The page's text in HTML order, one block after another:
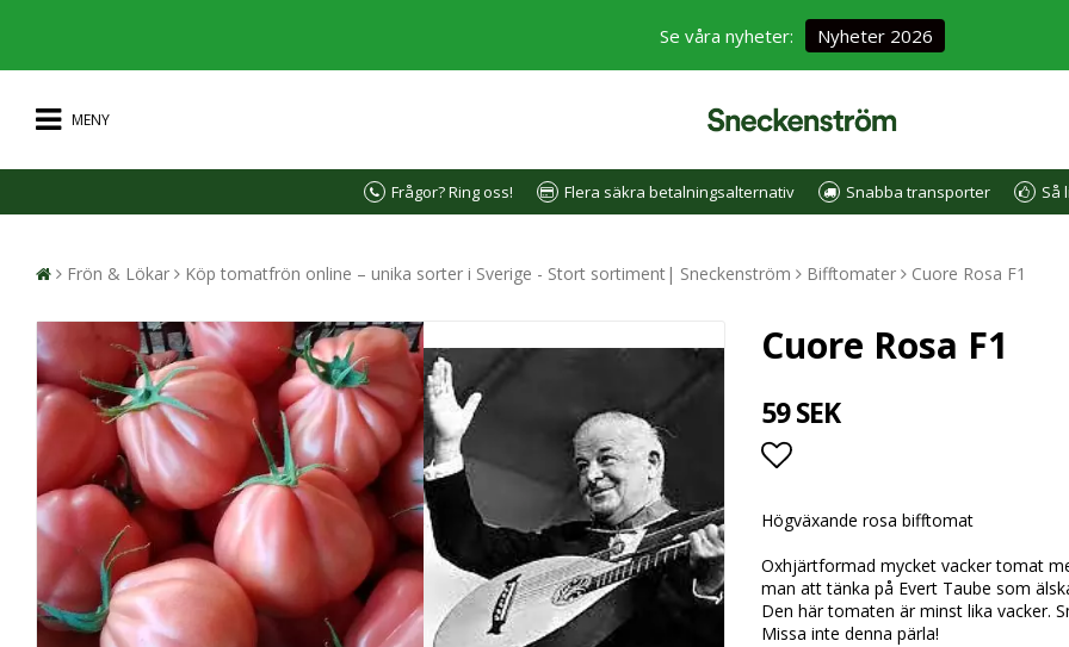
Se våra nyheter: Nyheter 2026
MENY
Frågor? Ring oss! Flera säkra betalningsalternativ Snabba transporter Så
Frön & Lökar Köp tomatfrön online – unika sorter i Sverige - Stort sortiment| Sneckenström Bifftomater Cuore Rosa F1
Cuore Rosa F1
59 SEK
Lägg till i favoritlistan
Högväxande rosa bifftomat
Oxhjärtformad mycket vacker tomat
man att tänka på Evert Taube som
Den här tomaten är minst lika vacker.
Missa inte denna pärla!